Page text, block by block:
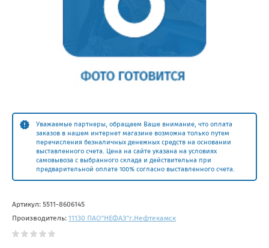
Уважаемые партнеры, обращаем Ваше внимание, что оплата
заказов в нашем интернет магазине возможна только путем
перечисления безналичных денежных средств на основании
выставленного счета. Цена на сайте указана на условиях
самовывоза с выбранного склада и действительна при
предварительной оплате 100% согласно выставленного счета.
Артикул: 5511-8606145
Производитель: 11130 ПАО"НЕФАЗ"г.Нефтекамск